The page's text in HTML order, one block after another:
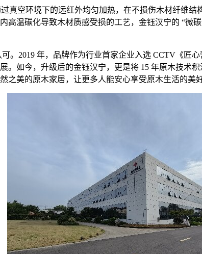
真空环境下的远红外均匀加热，在不损伤木材纤维
高温碳化导致木材质感受损的工艺，金钰汉宁的 “微
。2019 年，品牌作为行业首家企业入选 CCTV《匠
。如今，升级后的金钰汉宁，更是将 15 年原木技术
美的原木家居，让更多人能安心享受原木生活的美好